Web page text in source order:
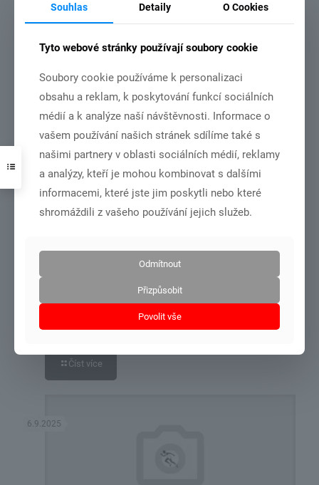
leden 2026
Číst více
Číst více
6.9.2025
Souhlas Detaily O Cookies
Tyto webové stránky používají soubory cookie
Soubory cookie používáme k personalizaci
obsahu a reklam, k poskytování funkcí sociálních
médií a k analýze naší návštěvnosti. Informace o
vašem používání našich stránek sdílíme také s
našimi partnery v oblasti sociálních médií, reklamy
a analýzy, kteří je mohou kombinovat s dalšími
informacemi, které jste jim poskytli nebo které
shromáždili z vašeho používání jejich služeb.
Odmítnout
Přizpůsobit
Povolit vše